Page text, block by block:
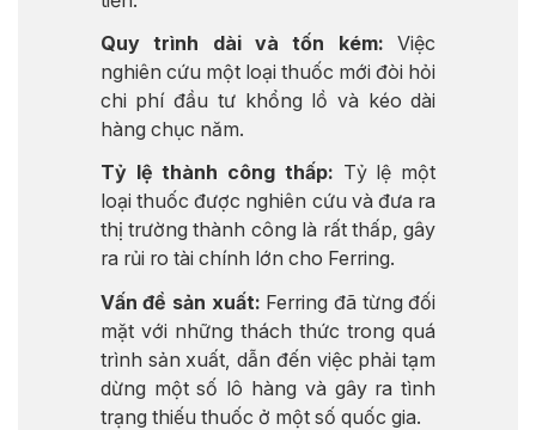
Quy trình dài và tốn kém: Việc
nghiên cứu một loại thuốc mới đòi hỏi
chi phí đầu tư khổng lồ và kéo dài
hàng chục năm.
Tỷ lệ thành công thấp: Tỷ lệ một
loại thuốc được nghiên cứu và đưa ra
thị trường thành công là rất thấp, gây
ra rủi ro tài chính lớn cho Ferring.
Vấn đề sản xuất: Ferring đã từng đối
mặt với những thách thức trong quá
trình sản xuất, dẫn đến việc phải tạm
dừng một số lô hàng và gây ra tình
trạng thiếu thuốc ở một số quốc gia.